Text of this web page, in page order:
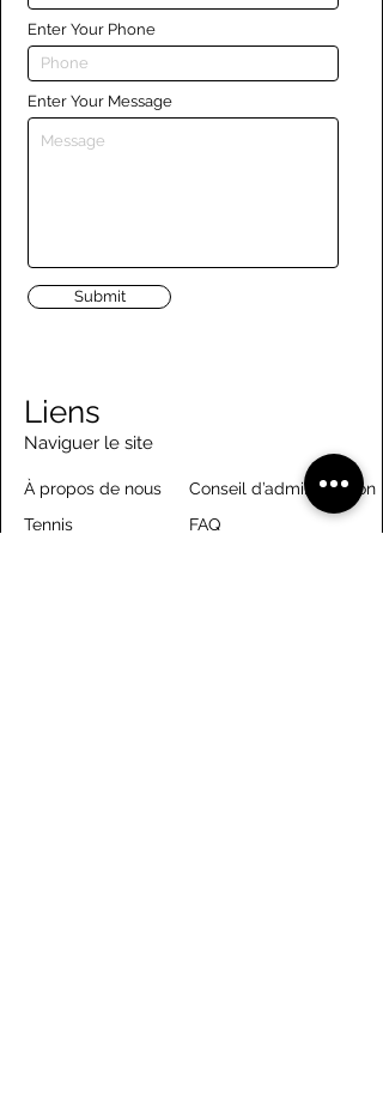
Enter Your Phone
Enter Your Message
Submit
Liens
Naviguer le site
À propos de nous
Conseil d’administration
Tennis
FAQ